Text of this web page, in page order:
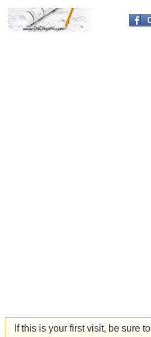
If this is your first visit, be sure